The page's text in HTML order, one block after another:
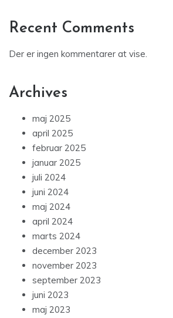
Recent Comments
Der er ingen kommentarer at vise.
Archives
maj 2025
april 2025
februar 2025
januar 2025
juli 2024
juni 2024
maj 2024
april 2024
marts 2024
december 2023
november 2023
september 2023
juni 2023
maj 2023